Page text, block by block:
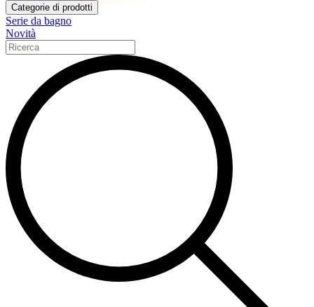
Categorie di prodotti
Serie da bagno
Novità